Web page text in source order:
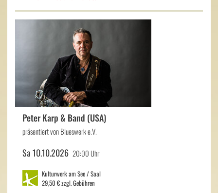
Peter Karp & Band (USA)
präsentiert von Blueswerk e.V.
Sa 10.10.2026 20:00 Uhr
Kulturwerk am See / Saal
29,50 € zzgl. Gebühren